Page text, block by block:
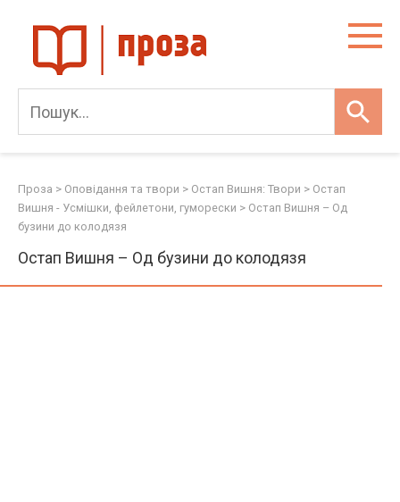
content
Проза > Оповідання та твори > Остап Вишня: Твори > Остап
Вишня - Усмішки, фейлетони, гуморески > Остап Вишня – Од
бузини до колодязя
Остап Вишня – Од бузини до колодязя